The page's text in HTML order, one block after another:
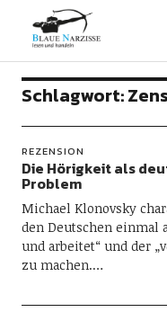
Blaue
Schlagwort:
REZENSION
Die Hörigkeit als
Problem
Michael Klonovsky
den Deutschen einmal
und arbeitet“ und der
zu machen.…